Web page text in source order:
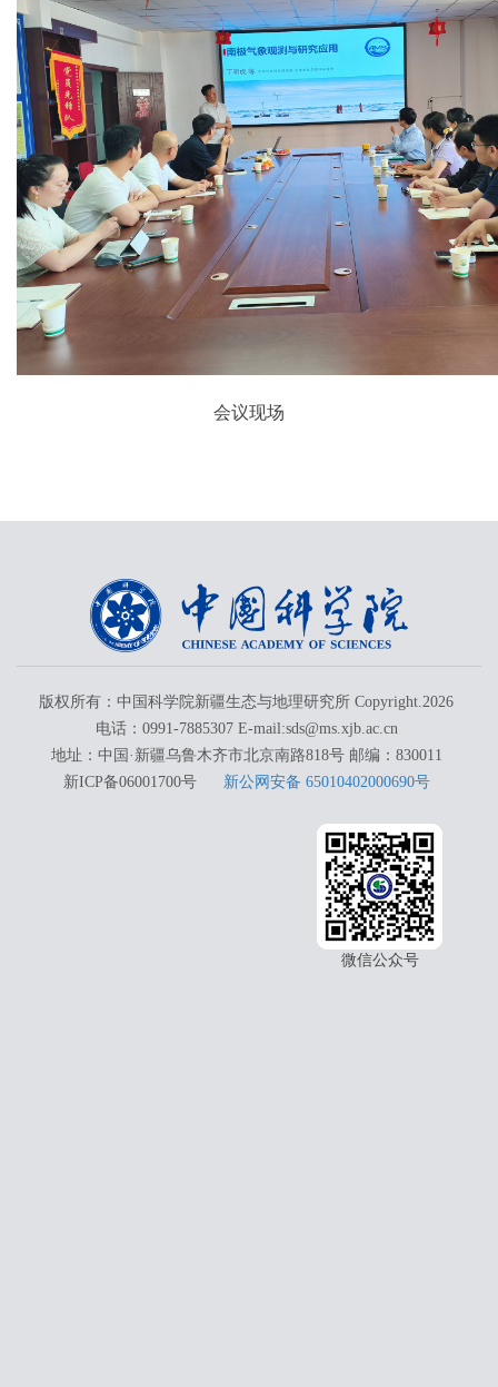
会议现场
版权所有：中国科学院新疆生态与地理研究所 Copyright. 2026
电话：0991-7885307 E-mail:sds@ms.xjb.ac.cn
地址：中国·新疆乌鲁木齐市北京南路818号 邮编：830011
新ICP备06001700号 新公网安备 65010402000690号
微信公众号